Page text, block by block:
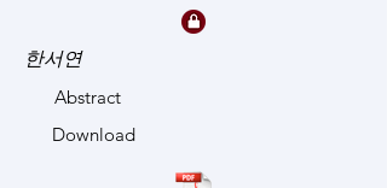
한서연
Abstract
Download